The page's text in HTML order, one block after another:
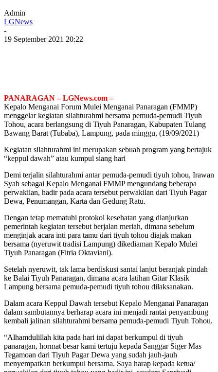
Admin
LGNews
-
19 September 2021 20:22
PANARAGAN – LGNews.com –
Kepalo Menganai Forum Mulei Menganai Panaragan (FMMP)
menggelar kegiatan silahturahmi bersama pemuda-pemudi Tiyuh
Tohou, acara berlangsung di Tiyuh Panaragan, Kabupaten Tulang
Bawang Barat (Tubaba), Lampung, pada minggu, (19/09/2021)
Kegiatan silahturahmi ini merupakan sebuah program yang bertajuk
“keppul dawah” atau kumpul siang hari
Demi terjalin silahturahmi antar pemuda-pemudi tiyuh tohou, Irawan
Syah sebagai Kepalo Menganai FMMP mengundang beberapa
perwakilan, hadir pada acara tersebut perwakilan dari Tiyuh Pagar
Dewa, Penumangan, Karta dan Gedung Ratu.
Dengan tetap mematuhi protokol kesehatan yang dianjurkan
pemerintah kegiatan tersebut berjalan meriah, dimana sebelum
menginjak acara inti para tamu dari tiyuh tohou diajak makan
bersama (nyeruwit tradisi Lampung) dikediaman Kepalo Mulei
Tiyuh Panaragan (Fitria Oktaviani).
Setelah nyeruwit, tak lama berdiskusi santai lanjut beranjak pindah
ke Balai Tiyuh Panaragan, dimana acara latihan Gitar Klasik
Lampung bersama pemuda-pemudi tiyuh tohou dilaksanakan.
Dalam acara Keppul Dawah tersebut Kepalo Menganai Panaragan
dalam sambutannya berharap acara ini menjadi rantai penyambung
kembali jalinan silahturahmi bersama pemuda-pemudi Tiyuh Tohou.
“Alhamdulillah kita pada hari ini dapat berkumpul di tiyuh
panaragan, hormat besar kami tertuju kepada Sanggar Siger Mas
Tegamoan dari Tiyuh Pagar Dewa yang sudah jauh-jauh
menyempatkan berkumpul bersama. Saya harap kepada ketua/